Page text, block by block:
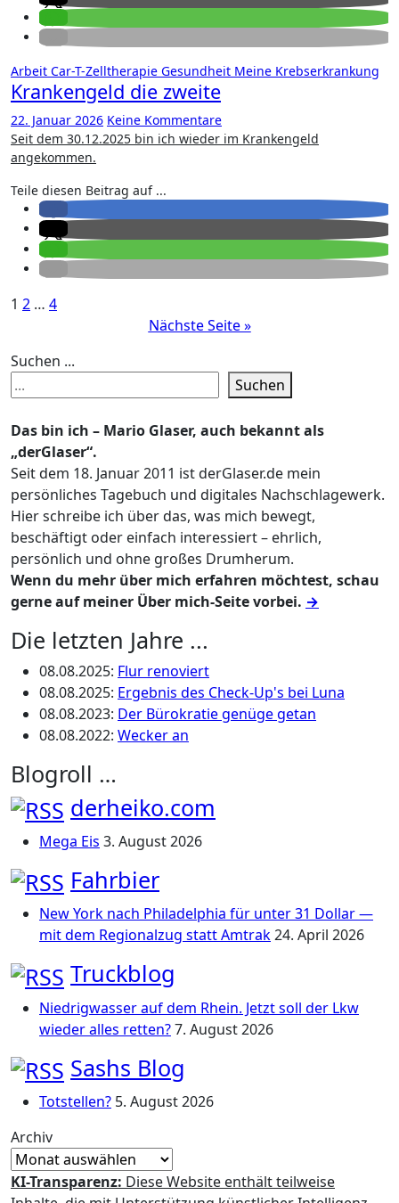
Arbeit Car-T-Zelltherapie Gesundheit Meine Krebserkrankung
Krankengeld die zweite
22. Januar 2026 Keine Kommentare
Seit dem 30.12.2025 bin ich wieder im Krankengeld
angekommen.
Teile diesen Beitrag auf ...
Seitennummerierung
Beiträge
1 2 … 4
Nächste Seite »
Suchen ...
Suchen
Das bin ich – Mario Glaser, auch bekannt als
„derGlaser“.
Seit dem 18. Januar 2011 ist derGlaser.de mein
persönliches Tagebuch und digitales Nachschlagewerk.
Hier schreibe ich über das, was mich bewegt,
beschäftigt oder einfach interessiert – ehrlich,
persönlich und ohne großes Drumherum.
Wenn du mehr über mich erfahren möchtest, schau
gerne auf meiner Über mich-Seite vorbei. →
Die letzten Jahre ...
08.08.2025: Flur renoviert
08.08.2025: Ergebnis des Check-Up's bei Luna
08.08.2023: Der Bürokratie genüge getan
08.08.2022: Wecker an
Blogroll …
derheiko.com
Mega Eis 3. August 2026
Fahrbier
New York nach Philadelphia für unter 31 Dollar —
mit dem Regionalzug statt Amtrak24. April 2026
Truckblog
Niedrigwasser auf dem Rhein. Jetzt soll der Lkw
wieder alles retten?7. August 2026
Sashs Blog
Totstellen? 5. August 2026
Archiv
KI-Transparenz: Diese Website enthält teilweise